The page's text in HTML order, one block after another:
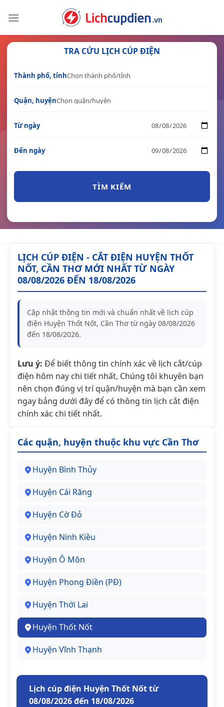
TRA CỨU LỊCH CÚP ĐIỆN
Thành phố, tỉnh
Quận, huyện
Từ ngày
Đến ngày
TÌM KIẾM
LỊCH CÚP ĐIỆN - CẮT ĐIỆN HUYỆN THỐT
NỐT, CẦN THƠ MỚI NHẤT TỪ NGÀY
08/08/2026 ĐẾN 18/08/2026
Cập nhật thông tin mới và chuẩn nhất về lịch cúp
điện Huyện Thốt Nốt, Cần Thơ từ ngày 08/08/2026
đến 18/08/2026.
Lưu ý: Để biết thông tin chính xác về lịch cắt/cúp
điện hôm nay chi tiết nhất, Chúng tôi khuyên bạn
nên chọn đúng vị trí quận/huyện mà bạn cần xem
ngay bảng dưới đây để có thông tin lịch cắt điện
chính xác chi tiết nhất.
Các quận, huyện thuộc khu vực Cần Thơ
Huyện Bình Thủy
Huyện Cái Răng
Huyện Cờ Đỏ
Huyện Ninh Kiều
Huyện Ô Môn
Huyện Phong Điền (PĐ)
Huyện Thới Lai
Huyện Thốt Nốt
Huyện Vĩnh Thạnh
Lịch cúp điện Huyện Thốt Nốt từ
08/08/2026 đến 18/08/2026